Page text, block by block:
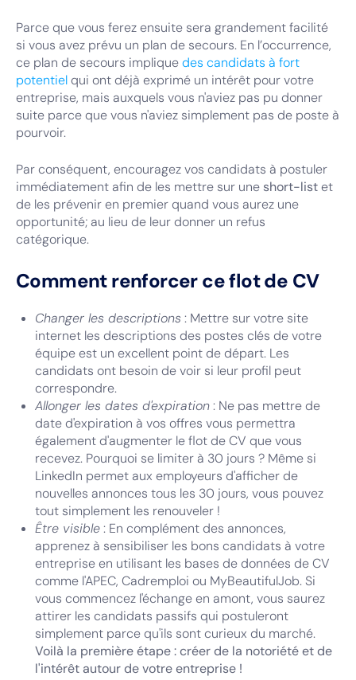
Parce que vous ferez ensuite sera grandement facilité
si vous avez prévu un plan de secours. En l’occurrence,
ce plan de secours impliquedes candidats à fort
potentielqui ont déjà exprimé un intérêt pour votre
entreprise, mais auxquels vous n'aviez pas pu donner
suite parce que vous n'aviez simplement pas de poste à
pourvoir.
Par conséquent, encouragez vos candidats à postuler
immédiatement afin de les mettre sur une short-listet
de les prévenir en premier quand vous aurez une
opportunité; au lieu de leur donner un refus
catégorique.
Comment renforcer ce flot de CV
Changer les descriptions : Mettre sur votre site
internet les descriptions des postes clés de votre
équipe est un excellent point de départ. Les
candidats ont besoin de voir si leur profil peut
correspondre.
Allonger les dates d'expiration: Ne pas mettre de
date d'expiration à vos offres vous permettra
également d'augmenter le flot de CV que vous
recevez. Pourquoi se limiter à 30 jours ? Même si
LinkedIn permet aux employeurs d'afficher de
nouvelles annonces tous les 30 jours, vous pouvez
tout simplement les renouveler !
Être visible: En complément des annonces,
apprenez à sensibiliser les bons candidats à votre
entreprise en utilisant les bases de données de CV
comme l'APEC, Cadremploi ou MyBeautifulJob. Si
vous commencez l'échange en amont, vous saurez
attirer les candidats passifs qui postuleront
simplement parce qu'ils sont curieux du marché.
Voilà la première étape : créer de la notoriété et de
l'intérêt autour de votre entreprise !